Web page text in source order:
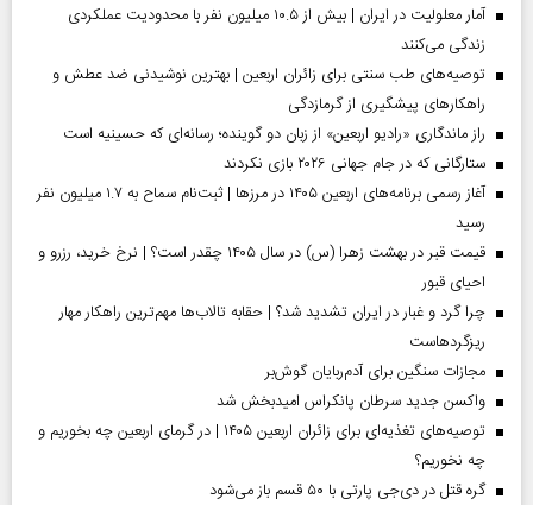
آمار معلولیت در ایران | بیش از ۱۰.۵ میلیون نفر با محدودیت عملکردی
زندگی می‌کنند
توصیه‌های طب سنتی برای زائران اربعین | بهترین نوشیدنی ضد عطش و
راهکارهای پیشگیری از گرمازدگی
راز ماندگاری «رادیو اربعین» از زبان دو گوینده؛ رسانه‌ای که حسینیه است
ستارگانی که در جام جهانی ۲۰۲۶ بازی نکردند
آغاز رسمی برنامه‌های اربعین ۱۴۰۵ در مرز‌ها | ثبت‌نام سماح به ۱.۷ میلیون نفر
رسید
قیمت قبر در بهشت زهرا (س) در سال ۱۴۰۵ چقدر است؟ | نرخ خرید، رزرو و
احیای قبور
چرا گرد و غبار در ایران تشدید شد؟ | حقابه تالاب‌ها مهم‌ترین راهکار مهار
ریزگردهاست
مجازات سنگین برای آدم‌ربایان گوش‌بر
واکسن جدید سرطان پانکراس امیدبخش شد
توصیه‌های تغذیه‌ای برای زائران اربعین ۱۴۰۵ | در گرمای اربعین چه بخوریم و
چه نخوریم؟
گره قتل در دی‌جی پارتی با ۵۰ قسم باز می‌شود